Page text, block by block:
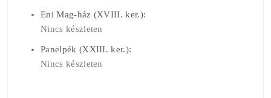
Eni Mag-ház (XVIII. ker.):
Nincs készleten
Panelpék (XXIII. ker.):
Nincs készleten